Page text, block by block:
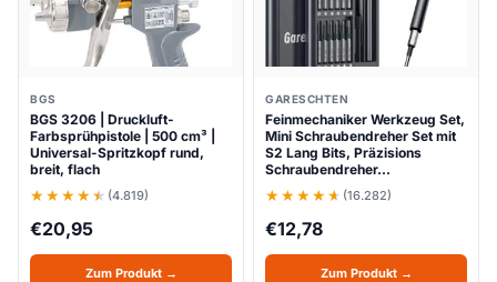
BGS
BGS 3206 | Druckluft-
Farbsprühpistole | 500 cm³ |
Universal-Spritzkopf rund,
breit, flach
(4.819)
€20,95
Zum Produkt →
GARESCHTEN
Feinmechaniker Werkzeug Set,
Mini Schraubendreher Set mit
S2 Lang Bits, Präzisions
Schraubendreher…
(16.282)
€12,78
Zum Produkt →